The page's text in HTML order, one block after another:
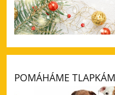
POMÁHÁME TLAPKÁM